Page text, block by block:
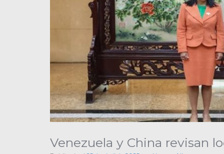
Venezuela y China revisan